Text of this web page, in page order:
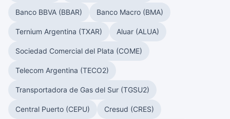
Banco BBVA (BBAR) Banco Macro (BMA)
Ternium Argentina (TXAR) Aluar (ALUA)
Sociedad Comercial del Plata (COME)
Telecom Argentina (TECO2)
Transportadora de Gas del Sur (TGSU2)
Central Puerto (CEPU) Cresud (CRES)